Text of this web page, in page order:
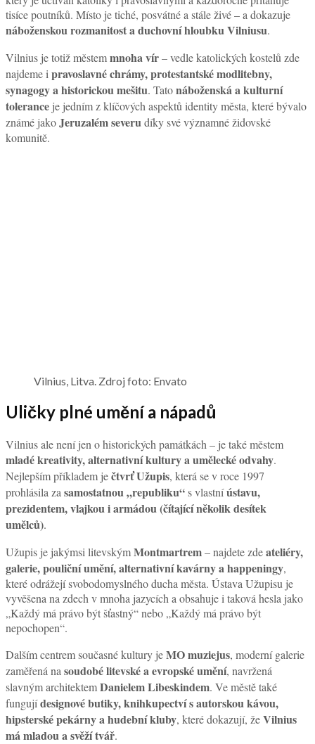
tisíce poutníků. Místo je tiché, posvátné a stále živé – a dokazuje
náboženskou rozmanitost a duchovní hloubku Vilniusu.
Vilnius je totiž městemmnoha vír– vedle katolických kostelů zde
najdeme i pravoslavné chrámy, protestantské modlitebny,
synagogy a historickou mešitu. Tatonáboženská a kulturní
tolerance je jedním z klíčových aspektů identity města, které bývalo
známé jakoJeruzalém severudíky své významné židovské
komunitě.
Vilnius, Litva. Zdroj foto: Envato
Uličky plné umění a nápadů
Vilnius ale není jen o historických památkách – je také městem
mladé kreativity, alternativní kultury a umělecké odvahy.
Nejlepším příkladem ječtvrť Užupis, která se v roce 1997
prohlásila za samostatnou „republiku“s vlastníústavu,
prezidentem, vlajkou i armádou (čítající několik desítek
umělců).
Užupis je jakýmsi litevskýmMontmartrem– najdete zdeateliéry,
galerie, pouliční umění, alternativní kavárny a happeningy,
které odrážejí svobodomyslného ducha města. Ústava Užupisu je
vyvěšena na zdech v mnoha jazycích a obsahuje i taková hesla jako
„Každý má právo být šťastný“ nebo „Každý má právo být
nepochopen“.
Dalším centrem současné kultury jeMO muziejus, moderní galerie
zaměřená na soudobé litevské a evropské umění, navržená
slavným architektemDanielem Libeskindem. Ve městě také
fungujídesignové butiky, knihkupectví s autorskou kávou,
hipsterské pekárny a hudební kluby, které dokazují, žeVilnius
má mladou a svěží tvář.